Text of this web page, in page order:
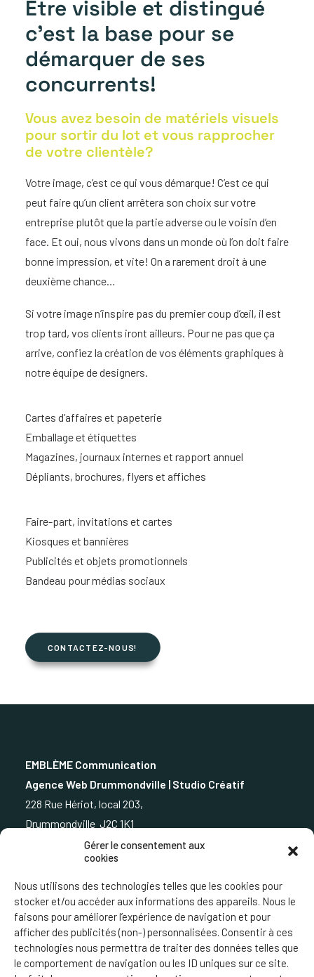
Gérer le consentement aux
cookies
Nous utilisons des technologies telles que les cookies pour
stocker et/ou accéder aux informations des appareils. Nous le
faisons pour améliorer l’expérience de navigation et pour
afficher des publicités (non-) personnalisées. Consentir à ces
technologies nous permettra de traiter des données telles que
le comportement de navigation ou les ID uniques sur ce site.
Être visible et distingué
c’est la base pour se
démarquer de ses
concurrents!
Vous avez besoin de matériels visuels
pour sortir du lot et vous rapprocher
de votre clientèle?
Votre image, c’est ce qui vous démarque! C’est ce qui
peut faire qu’un client arrêtera son choix sur votre
entreprise plutôt que la partie adverse ou le voisin d’en
face. Et oui, nous vivons dans un monde où l’on doit faire
bonne impression, et vite! On a rarement droit à une
deuxième chance…
Si votre image n’inspire pas du premier coup d’œil, il est
trop tard, vos clients iront ailleurs. Pour ne pas que ça
arrive, confiez la création de vos éléments graphiques à
notre équipe de designers.
Cartes d’affaires et papeterie
Emballage et étiquettes
Magazines, journaux internes et rapport annuel
Dépliants, brochures, flyers et affiches
Faire-part, invitations et cartes
Kiosques et bannières
Publicités et objets promotionnels
Bandeau pour médias sociaux
CONTACTEZ-NOUS!
EMBLÈME Communication
Agence Web Drummondville | Studio Créatif
228 Rue Hériot, local 203,
Drummondville J2C 1K1
819.850.3373
ÉCRIVEZ-NOUS